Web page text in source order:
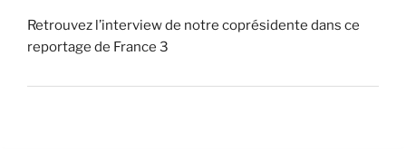
Retrouvez l’interview de notre coprésidente dans ce
reportage de France 3